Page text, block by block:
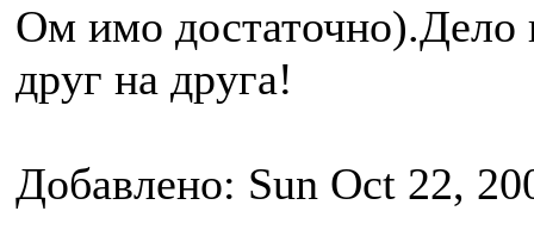
Ом имо достаточно).Дело
друг на друга!
Добавлено: Sun Oct 22,